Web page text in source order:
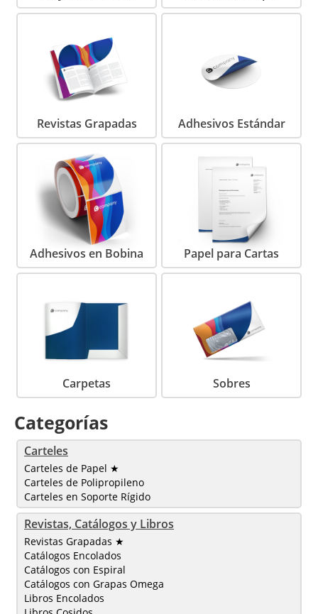
Revistas Grapadas Adhesivos Estándar
Adhesivos en Bobina Papel para Cartas
Carpetas Sobres
Categorías
Carteles
Carteles de Papel ★
Carteles de Polipropileno
Carteles en Soporte Rígido
Revistas, Catálogos y Libros
Revistas Grapadas ★
Catálogos Encolados
Catálogos con Espiral
Catálogos con Grapas Omega
Libros Encolados